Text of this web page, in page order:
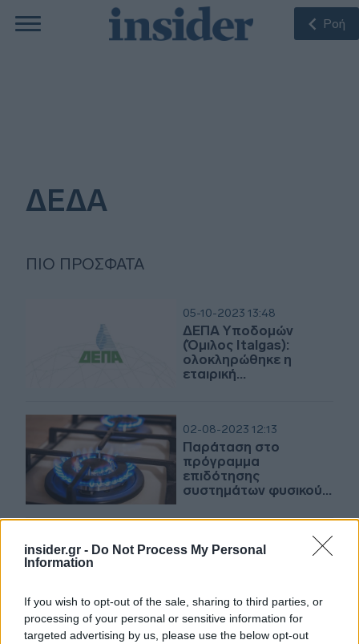
insider.gr - Do Not Process My Personal
Information
If you wish to opt-out of the sale, sharing to third parties, or
processing of your personal or sensitive information for
targeted advertising by us, please use the below opt-out
Ροή
ΔΕΔΑ
ΠΙΟ ΠΡΌΣΦΑΤΑ
05-10-2023 13:48
ΔΕΠΑ Υποδομών
(Όμιλος Italgas):
ολοκληρώθηκε η
εταιρική
02-08-2023 12:13
Παράταση στο
πρόγραμμα
επιδότησης
συστημάτων φυσικού
της Φλώρινας
19-07-2023 10:13
καταναλωτών στο
δίκτυο φυσικού αερίου